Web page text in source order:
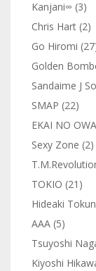
Kanjani∞ (3)
Chris Hart (2)
Go Hiromi
Golden
Sandaime J
SMAP (22)
EKAI NO
Sexy Zone (2)
TOKIO (21)
Hideaki
AAA (5)
Tsuyoshi
Kiyoshi